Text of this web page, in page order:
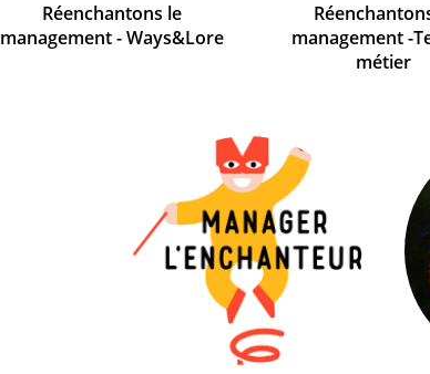
Réenchantons le
management - Ways&Lore
management -
métier